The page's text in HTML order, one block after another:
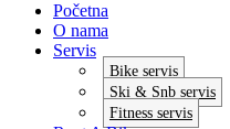
Početna
O nama
Servis
Bike servis
Ski & Snb servis
Fitness servis